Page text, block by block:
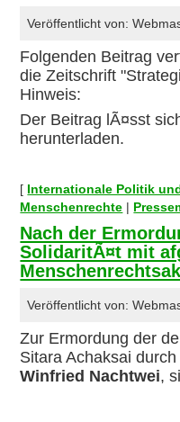
Veröffentlicht von:
Folgenden Beitrag
die Zeitschrift
Hinweis:
Der Beitrag lÃ¤sst
herunterladen.
[ Internationale Politik
Menschenrechte |
Nach der
SolidaritÃ¤t mit
Veröffentlicht von:
Zur Ermordung der
Sitara Achaksai
Winfried Nachtwei,